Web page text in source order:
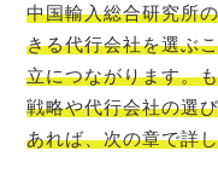
中国輸入総合研究所
きる代行会社を選ぶ
立につながります。
戦略や代行会社の選
あれば、次の章で詳